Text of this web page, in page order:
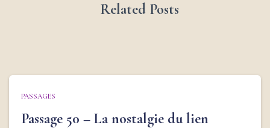
Related Posts
PASSAGES
Passage 50 – La nostalgie du lien